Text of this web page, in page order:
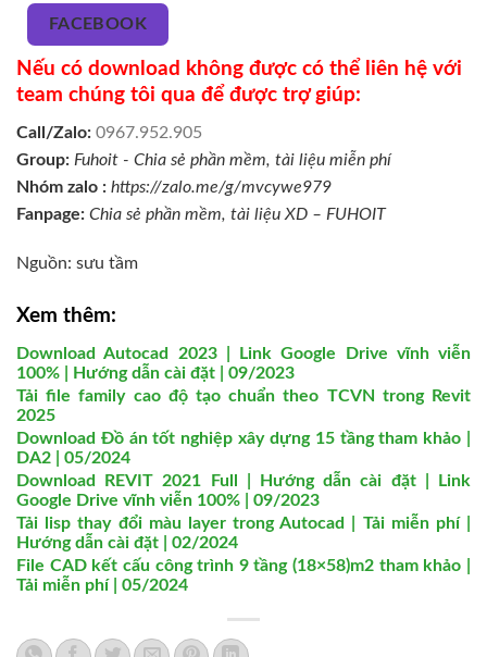
FACEBOOK
Nếu có download không được có thể liên hệ với
team chúng tôi qua để được trợ giúp:
Call/Zalo: 0967.952.905
Group: Fuhoit - Chia sẻ phần mềm, tài liệu miễn phí
Nhóm zalo : https://zalo.me/g/mvcywe979
Fanpage: Chia sẻ phần mềm, tài liệu XD – FUHOIT
Nguồn: sưu tầm
Xem thêm:
Download Autocad 2023 | Link Google Drive vĩnh viễn
100% | Hướng dẫn cài đặt | 09/2023
Tải file family cao độ tạo chuẩn theo TCVN trong Revit
2025
Download Đồ án tốt nghiệp xây dựng 15 tầng tham khảo |
DA2 | 05/2024
Download REVIT 2021 Full | Hướng dẫn cài đặt | Link
Google Drive vĩnh viễn 100% | 09/2023
Tải lisp thay đổi màu layer trong Autocad | Tải miễn phí |
Hướng dẫn cài đặt | 02/2024
File CAD kết cấu công trình 9 tầng (18×58)m2 tham khảo |
Tải miễn phí | 05/2024